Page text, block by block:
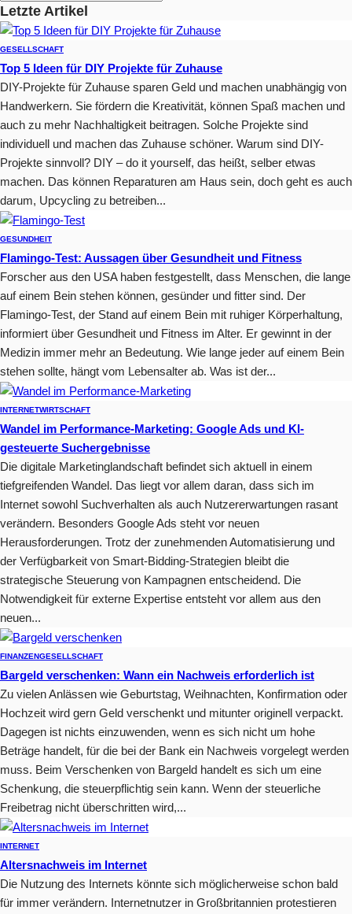
Letzte Artikel
GESELLSCHAFT
Top 5 Ideen für DIY Projekte für Zuhause
DIY-Projekte für Zuhause sparen Geld und machen unabhängig von
Handwerkern. Sie fördern die Kreativität, können Spaß machen und
auch zu mehr Nachhaltigkeit beitragen. Solche Projekte sind
individuell und machen das Zuhause schöner. Warum sind DIY-
Projekte sinnvoll? DIY – do it yourself, das heißt, selber etwas
machen. Das können Reparaturen am Haus sein, doch geht es auch
darum, Upcycling zu betreiben...
GESUNDHEIT
Flamingo-Test: Aussagen über Gesundheit und Fitness
Forscher aus den USA haben festgestellt, dass Menschen, die lange
auf einem Bein stehen können, gesünder und fitter sind. Der
Flamingo-Test, der Stand auf einem Bein mit ruhiger Körperhaltung,
informiert über Gesundheit und Fitness im Alter. Er gewinnt in der
Medizin immer mehr an Bedeutung. Wie lange jeder auf einem Bein
stehen sollte, hängt vom Lebensalter ab. Was ist der...
INTERNETWIRTSCHAFT
Wandel im Performance-Marketing: Google Ads und KI-
gesteuerte Suchergebnisse
Die digitale Marketinglandschaft befindet sich aktuell in einem
tiefgreifenden Wandel. Das liegt vor allem daran, dass sich im
Internet sowohl Suchverhalten als auch Nutzererwartungen rasant
verändern. Besonders Google Ads steht vor neuen
Herausforderungen. Trotz der zunehmenden Automatisierung und
der Verfügbarkeit von Smart-Bidding-Strategien bleibt die
strategische Steuerung von Kampagnen entscheidend. Die
Notwendigkeit für externe Expertise entsteht vor allem aus den
neuen...
FINANZENGESELLSCHAFT
Bargeld verschenken: Wann ein Nachweis erforderlich ist
Zu vielen Anlässen wie Geburtstag, Weihnachten, Konfirmation oder
Hochzeit wird gern Geld verschenkt und mitunter originell verpackt.
Dagegen ist nichts einzuwenden, wenn es sich nicht um hohe
Beträge handelt, für die bei der Bank ein Nachweis vorgelegt werden
muss. Beim Verschenken von Bargeld handelt es sich um eine
Schenkung, die steuerpflichtig sein kann. Wenn der steuerliche
Freibetrag nicht überschritten wird,...
INTERNET
Altersnachweis im Internet
Die Nutzung des Internets könnte sich möglicherweise schon bald
für immer verändern. Internetnutzer in Großbritannien protestieren